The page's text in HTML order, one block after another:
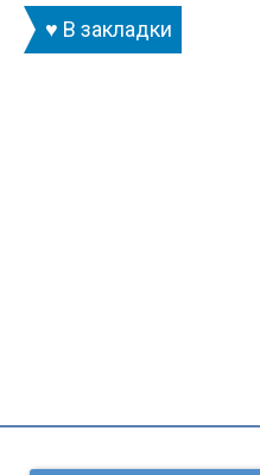
♥ В закладки